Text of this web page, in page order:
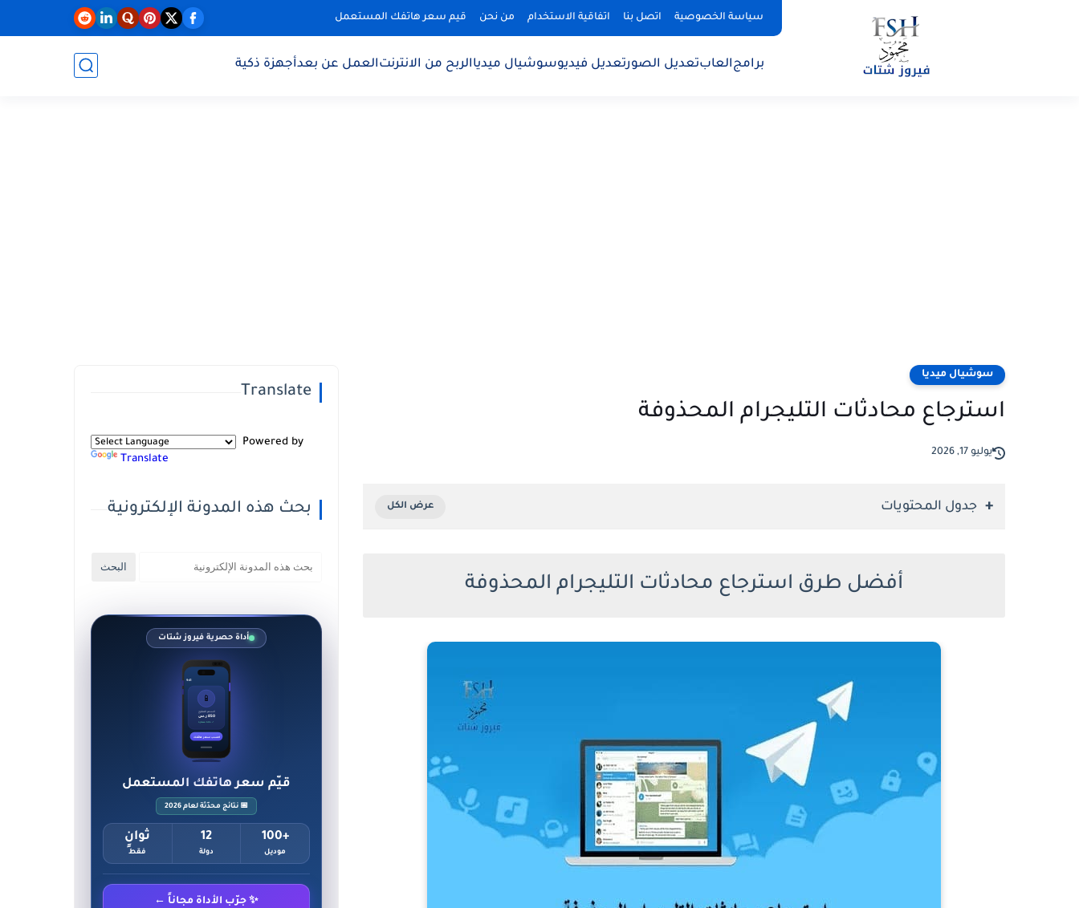
سياسة الخصوصية اتصل بنا اتفاقية الاستخدام من نحن قيم سعر هاتفك المستعمل
برامجالعابتعديل الصورتعديل فيديوسوشيال ميدياالربح من الانترنتالعمل عن بعدأجهزة ذكية
سوشيال ميديا
استرجاع محادثات التليجرام المحذوفة
يوليو 17, 2026
جدول المحتويات
أفضل طرق استرجاع محادثات التليجرام المحذوفة
Translate
Powered by
Translate
بحث هذه المدونة الإلكترونية
أداة حصرية فيروز شتات
9:41
📱
السعر المقترح
850 ر.س
✓ حالة ممتازة
احسب سعر هاتفك
قيّم سعر هاتفك المستعمل
📅 نتائج محدّثة لعام 2026
+100
موديل
12
دولة
ثوانٍ
فقط
✨ جرّب الأداة مجاناً ←